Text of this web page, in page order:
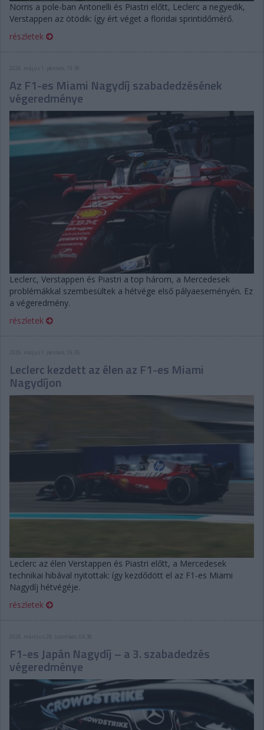
Norris a pole-ban Antonelli és Piastri előtt, Leclerc a negyedik,
Verstappen az ötödik: így ért véget a floridai sprintidőmérő.
részletek
2026. május 1. péntek, 19:39
Az F1-es Miami Nagydíj szabadedzésének
végeredménye
Leclerc, Verstappen és Piastri a top három, a Mercedesek
problémákkal szembesültek a hétvége első pályaeseményén. Ez
a végeredmény.
részletek
2026. május 1. péntek, 19:35
Leclerc kezdett az élen az F1-es Miami
Nagydíjon
Leclerc az élen Verstappen és Piastri előtt, a Mercedesek
technikai hibával nyitottak: így kezdődött el az F1-es Miami
Nagydíj hétvégéje.
részletek
2026. március 28. szombat, 04:38
F1-es Japán Nagydíj – a 3. szabadedzés
végeredménye